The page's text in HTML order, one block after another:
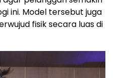
ini. Model tersebut juga
fisik secara luas di